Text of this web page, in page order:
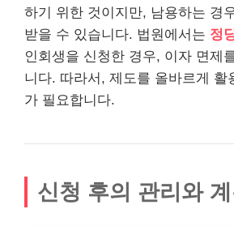
하기 위한 것이지만, 남용하는 경
받을 수 있습니다. 법원에서는 정
인회생을 신청한 경우, 이자 면제
니다. 따라서, 제도를 올바르게 활
가 필요합니다.
신청 후의 관리와 계